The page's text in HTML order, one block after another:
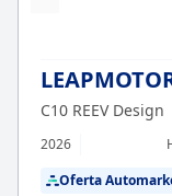
C10 REEV Design
2026
Oferta